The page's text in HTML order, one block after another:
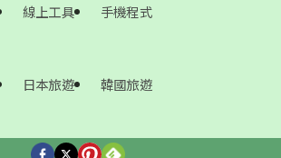
線上工具 手機程式
日本旅遊 韓國旅遊